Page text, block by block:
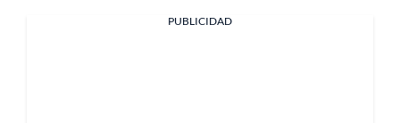
PUBLICIDAD